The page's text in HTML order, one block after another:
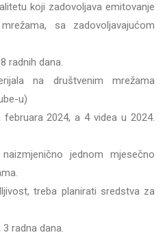
koji zadovoljava emitovanje
sa zadovoljavajućom
radnih dana.
na društvenim mrežama
u)
2024, a 4 videa u 2024.
jednom mjesečno
treba planirati sredstva za
radna dana.